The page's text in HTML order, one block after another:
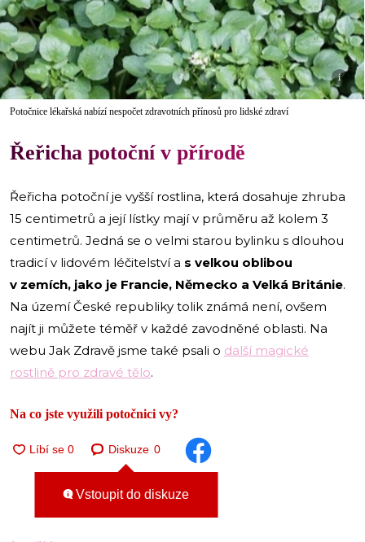
i
Potočnice lékařská nabízí nespočet zdravotních přínosů pro lidské zdraví
Řeřicha potoční v přírodě
Řeřicha potoční je vyšší rostlina, která dosahuje zhruba
15 centimetrů a její lístky mají v průměru až kolem 3
centimetrů. Jedná se o velmi starou bylinku s dlouhou
tradicí v lidovém léčitelství a s velkou oblibou
v zemích, jako je Francie, Německo a Velká Británie.
Na území České republiky tolik známá není, ovšem
najít ji můžete téměř v každé zavodněné oblasti. Na
webu Jak Zdravě jsme také psali o další magické
rostlině pro zdravé tělo.
Na co jste využili potočnici vy?
Diskuze 0
Vstoupit do diskuze